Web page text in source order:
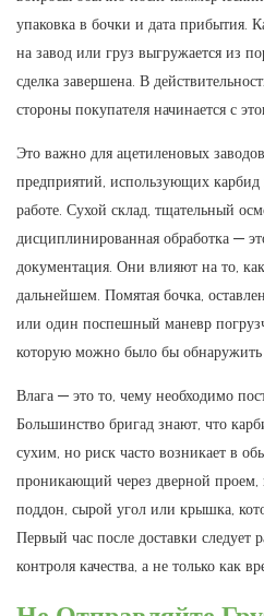
упаковка в бочки и дата прибытия.
на завод или груз выгружается из
сделка завершена. В
стороны покупателя начинается с
Это важно для ацетиленовых
предприятий, использующих карбид
работе. Сухой склад, тщательный
дисциплинированная обработка —
документация. Они влияют на то, как
дальнейшем. Помятая бочка,
или один поспешный маневр
которую можно было бы обнаружить
Влага — это то, чему необходимо
Большинство бригад знают, что
сухим, но риск часто возникает в
проникающий через дверной
поддон, сырой угол или крышка,
Первый час после доставки следует
контроля качества, а не только как